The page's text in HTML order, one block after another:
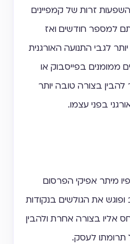
זרות של קמפיינים
למספר חודשים ואז
לגבי התנועה האורגנית
ממומנים בפייסבוק או
להבין בצורה טובה יותר
בפני עצמו.
מיתר אפיקי הפרסום
ופוגש את הגולשים בנקודות
אליו בצורה אחרת ולהבין
לעסק.